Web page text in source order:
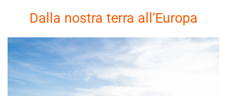
Dalla nostra terra all’Europa